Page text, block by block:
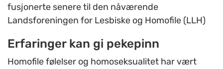
fusjonerte senere til den nåværende
Landsforeningen for Lesbiske og Homofile (LLH)
Erfaringer kan gi pekepinn
Homofile følelser og homoseksualitet har vært